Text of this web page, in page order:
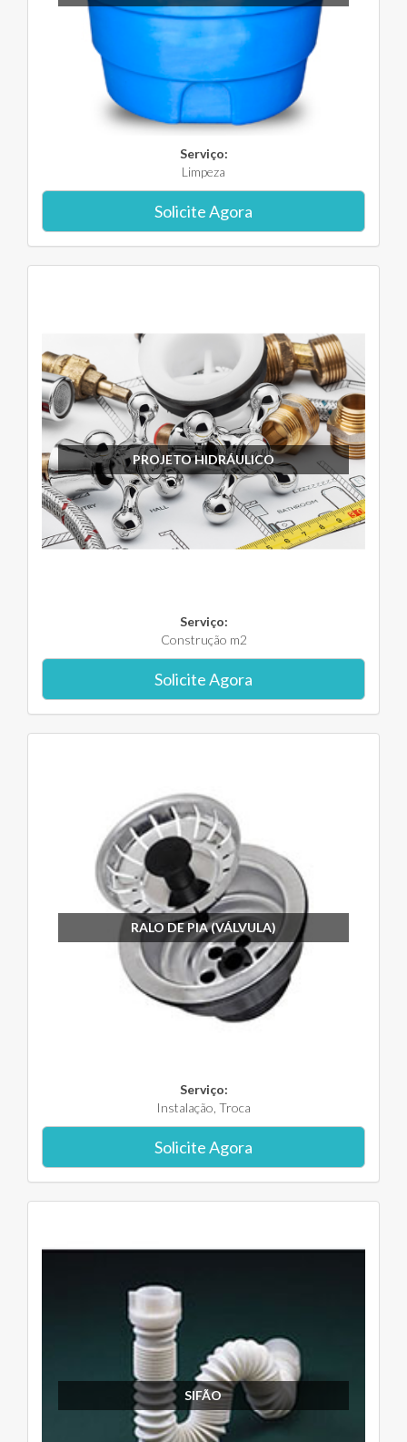
Serviço:
Limpeza
Solicite Agora
PROJETO HIDRÁULICO
Serviço:
Construção m2
Solicite Agora
RALO DE PIA (VÁLVULA)
Serviço:
Instalação, Troca
Solicite Agora
SIFÃO